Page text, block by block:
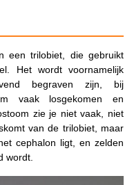
een trilobiet, die gebruikt
Het wordt voornamelijk
begraven zijn, bij
vaak losgekomen en
zie je niet vaak, niet
van de trilobiet, maar
cephalon ligt, en zelden
wordt.